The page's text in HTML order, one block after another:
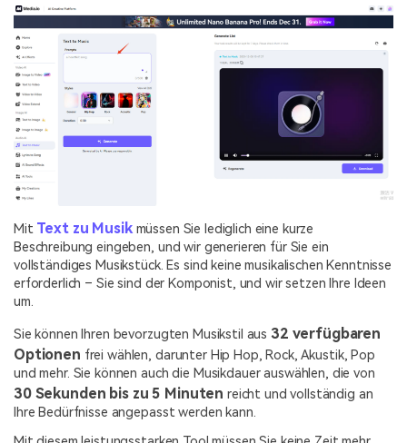
Mit Text zu Musikmüssen Sie lediglich eine kurze
Beschreibung eingeben, und wir generieren für Sie ein
vollständiges Musikstück. Es sind keine musikalischen Kenntnisse
erforderlich – Sie sind der Komponist, und wir setzen Ihre Ideen
um.
Sie können Ihren bevorzugten Musikstil aus 32 verfügbaren
Optionen frei wählen, darunter Hip Hop, Rock, Akustik, Pop
und mehr. Sie können auch die Musikdauer auswählen, die von
30 Sekunden bis zu 5 Minuten reicht und vollständig an
Ihre Bedürfnisse angepasst werden kann.